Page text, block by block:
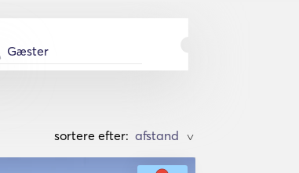
Gæster
sortere efter: >